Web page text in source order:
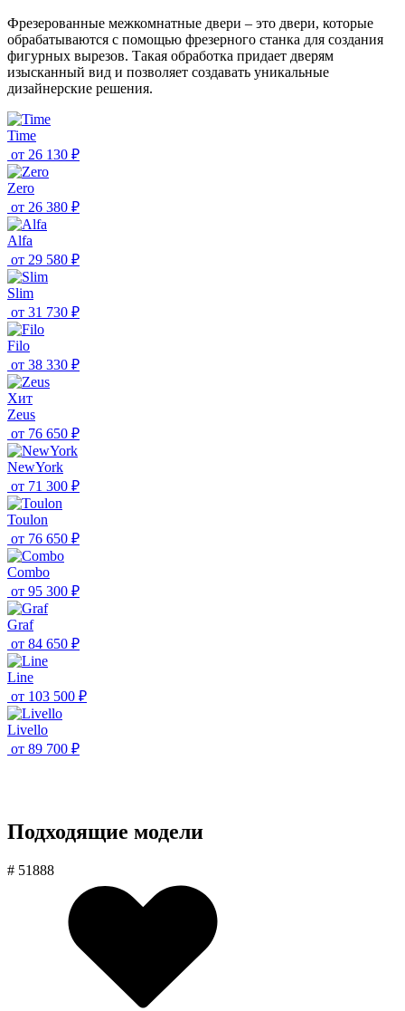
Фрезерованные межкомнатные двери – это двери, которые
обрабатываются с помощью фрезерного станка для создания
фигурных вырезов. Такая обработка придает дверям
изысканный вид и позволяет создавать уникальные
дизайнерские решения.
Time
от 26 130 ₽
Zero
от 26 380 ₽
Alfa
от 29 580 ₽
Slim
от 31 730 ₽
Filo
от 38 330 ₽
Хит
Zeus
от 76 650 ₽
NewYork
от 71 300 ₽
Toulon
от 76 650 ₽
Combo
от 95 300 ₽
Graf
от 84 650 ₽
Line
от 103 500 ₽
Livello
от 89 700 ₽
Подходящие модели
# 51888